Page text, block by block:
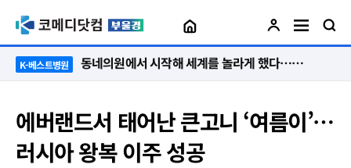
K-베스트병원 “절대 먼저 말하지 않아요. 대신 먼저 듣습니다”
에버랜드서 태어난 큰고니 ‘여름이’…
러시아 왕복 이주 성공